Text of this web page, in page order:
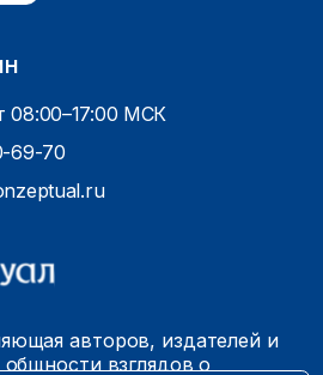
08:00–17:00 МСК
69-70
авторов, издателей и
взглядов о